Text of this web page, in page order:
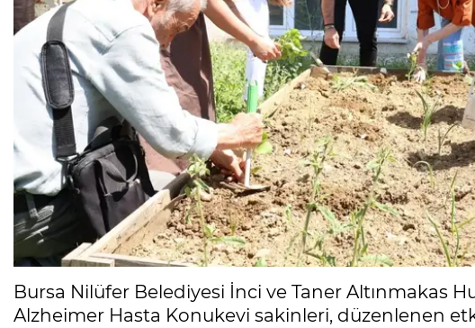
Bursa Nilüfer Belediyesi İnci ve Taner Altınmakas
Alzheimer Hasta Konukevi sakinleri, düzenlenen